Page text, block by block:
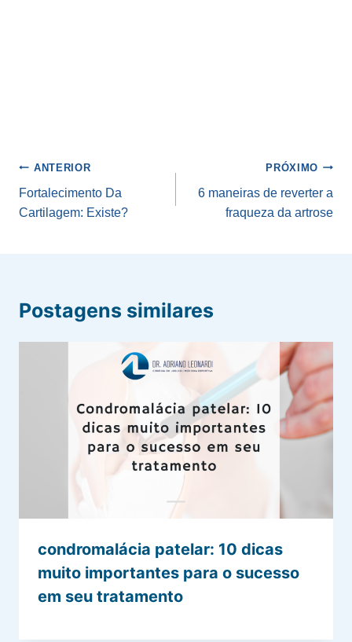
Navegação
de
Post
ANTERIOR
Fortalecimento Da
Cartilagem: Existe?
PRÓXIMO
6 maneiras de reverter a
fraqueza da artrose
Postagens similares
condromalácia patelar: 10 dicas
muito importantes para o sucesso
em seu tratamento